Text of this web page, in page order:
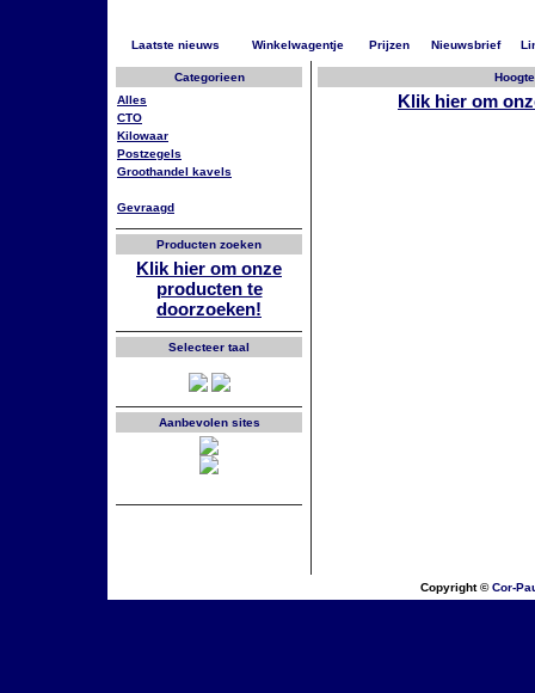
Laatste nieuws Winkelwagentje Prijzen Nieuwsbrief
Categorieen
Alles
CTO
Kilowaar
Postzegels
Groothandel kavels
Gevraagd
Producten zoeken
Klik hier om onze
producten te
doorzoeken!
Selecteer taal
Aanbevolen sites
Klik hier om
Copyright ©Cor-